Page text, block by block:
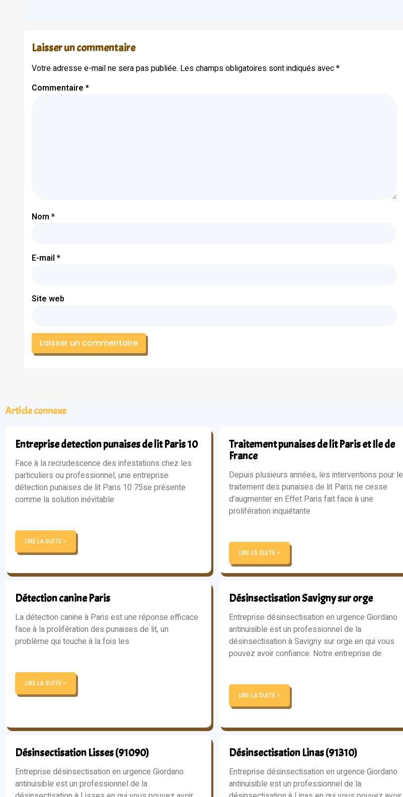
Laisser un commentaire
Votre adresse e-mail ne sera pas publiée. Les champs obligatoires sont indiqués avec*
Commentaire *
Nom *
E-mail *
Site web
Article connexe
Entreprise detection punaises de lit Paris 10
Face à la recrudescence des infestations chez les
particuliers ou professionnel, une entreprise
détection punaises de lit Paris 10 75se présente
comme la solution inévitable
LIRE LA SUITE »
Traitement punaises de lit Paris et Ile de
France
Depuis plusieurs années, les interventions pour le
traitement des punaises de lit Paris ne cesse
d’augmenter en Effet Paris fait face à une
prolifération inquiétante
LIRE LA SUITE »
Détection canine Paris
La détection canine à Paris est une réponse efficace
face à la prolifération des punaises de lit, un
problème qui touche à la fois les
LIRE LA SUITE »
Désinsectisation Savigny sur orge
Entreprise désinsectisation en urgence Giordano
antinuisible est un professionnel de la
désinsectisation à Savigny sur orge en qui vous
pouvez avoir confiance. Notre entreprise de
LIRE LA SUITE »
Désinsectisation Lisses (91090)
Entreprise désinsectisation en urgence Giordano
antinuisible est un professionnel de la
Désinsectisation Linas (91310)
Entreprise désinsectisation en urgence Giordano
antinuisible est un professionnel de la